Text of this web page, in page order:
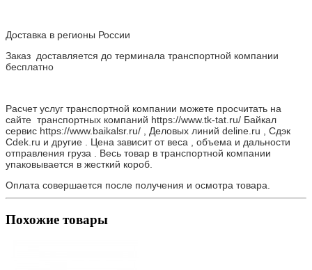
Доставка в регионы России
Заказ доставляется до терминала транспортной компании
бесплатно
Расчет услуг транспортной компании можете просчитать на
сайте транспортных компаний https://www.tk-tat.ru/ Байкал
сервис https://www.baikalsr.ru/ , Деловых линий deline.ru , Сдэк
Cdek.ru и другие . Цена зависит от веса , объема и дальности
отправления груза . Весь товар в транспортной компании
упаковывается в жесткий короб.
Оплата совершается после получения и осмотра товара.
Похожие товары